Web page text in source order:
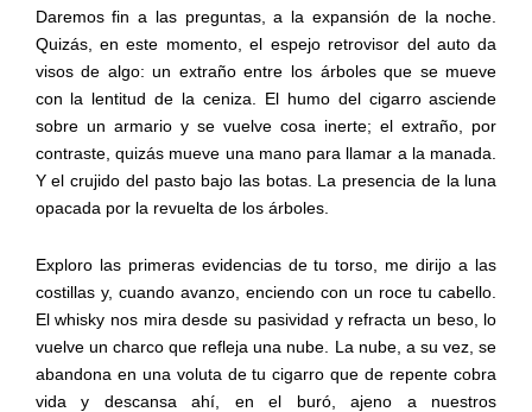
Daremos fin a las preguntas, a la expansión de la noche.
Quizás, en este momento, el espejo retrovisor del auto da
visos de algo: un extraño entre los árboles que se mueve
con la lentitud de la ceniza. El humo del cigarro asciende
sobre un armario y se vuelve cosa inerte; el extraño, por
contraste, quizás mueve una mano para llamar a la manada.
Y el crujido del pasto bajo las botas. La presencia de la luna
opacada por la revuelta de los árboles.
Exploro las primeras evidencias de tu torso, me dirijo a las
costillas y, cuando avanzo, enciendo con un roce tu cabello.
El whisky nos mira desde su pasividad y refracta un beso, lo
vuelve un charco que refleja una nube. La nube, a su vez, se
abandona en una voluta de tu cigarro que de repente cobra
vida y descansa ahí, en el buró, ajeno a nuestros